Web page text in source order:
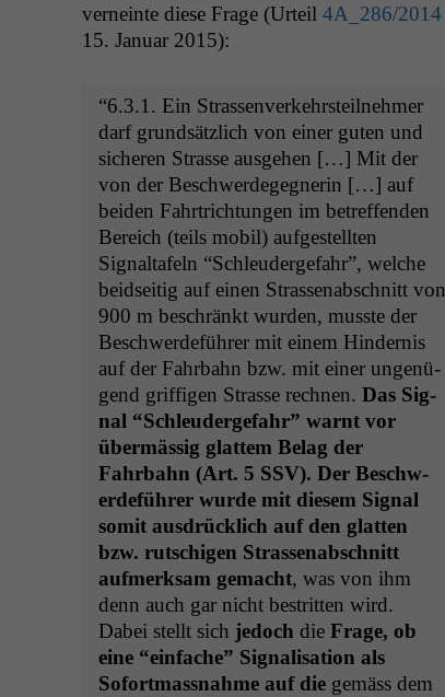
verneinte diese Frage (Urteil 4A_286/2014
15. Jan­u­ar 2015):
“6.3.1. Ein Strassen­verkehrsteil­nehmer
darf grund­sät­zlich von ein­er guten und
sicheren Strasse aus­ge­hen […] Mit der
von der Beschw­erdegeg­ner­in […] auf
bei­den Fahrtrich­tun­gen im betr­e­f­fend­en
Bere­ich (teils mobil) aufgestell­ten
Signaltafeln “Schleud­erge­fahr”, welche
bei­d­seit­ig auf einen Strassen­ab­schnitt von
900 m beschränkt wur­den, musste der
Beschw­erde­führer mit einem Hin­der­nis
auf der Fahrbahn bzw. mit ein­er ungenü­
gend grif­fi­gen Strasse rech­nen. Das Sig­
nal “Schleud­erge­fahr” warnt vor
über­mäs­sig glat­tem Belag der
Fahrbahn (Art. 5 SSV). Der Beschw­
erde­führer wurde mit diesem Sig­nal
somit aus­drück­lich auf den glat­ten
bzw. rutschi­gen Strassen­ab­schnitt
aufmerk­sam gemacht, was von ihm
denn auch gar nicht bestrit­ten wird.
Dabei stellt sich jedoch die Frage, ob
eine “ein­fache” Sig­nal­i­sa­tion als
Sofort­mass­nahme auf diegemäss dem